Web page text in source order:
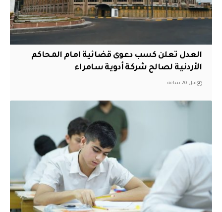
العدل تعلن كسب دعوى قضائية امام المحاكم
الأردنية لصالح شركة أدوية سامراء
قبل 20 ساعة